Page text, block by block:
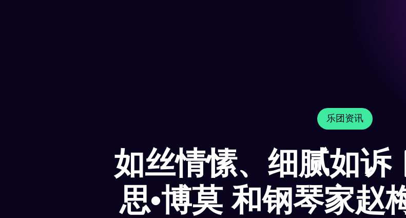
乐团资讯
如丝情愫、细腻如诉
思•博莫 和钢琴家赵